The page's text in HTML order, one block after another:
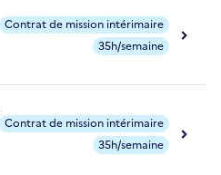
Contrat de mission intérimaire
35h/semaine
Contrat de mission intérimaire
35h/semaine